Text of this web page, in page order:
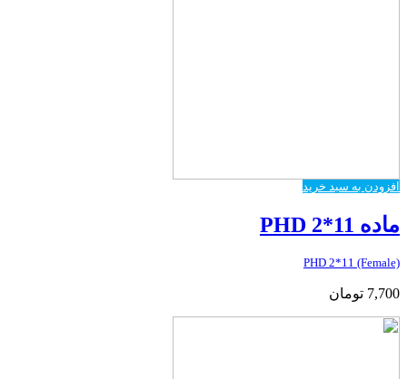
افزودن به سبد خرید
ماده PHD 2*11
PHD 2*11 (Female)
7,700 تومان